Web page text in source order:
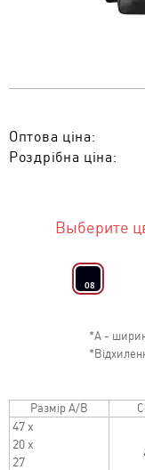
Оптова ціна:
Роздрібна ціна:
Тираж 6 - 20 од. :
Тираж 51 - 100 од. :
Тираж від 201 од. :
Выберите
08
*А -
*
Размір A/B
47 х
20 х
27